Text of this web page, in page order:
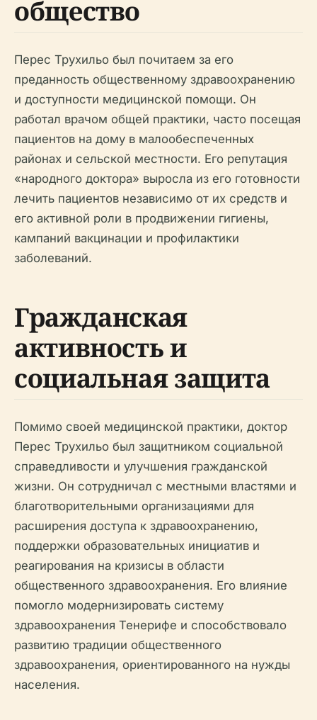
общество
Перес Трухильо был почитаем за его
преданность общественному здравоохранению
и доступности медицинской помощи. Он
работал врачом общей практики, часто посещая
пациентов на дому в малообеспеченных
районах и сельской местности. Его репутация
«народного доктора» выросла из его готовности
лечить пациентов независимо от их средств и
его активной роли в продвижении гигиены,
кампаний вакцинации и профилактики
заболеваний.
Гражданская
активность и
социальная защита
Помимо своей медицинской практики, доктор
Перес Трухильо был защитником социальной
справедливости и улучшения гражданской
жизни. Он сотрудничал с местными властями и
благотворительными организациями для
расширения доступа к здравоохранению,
поддержки образовательных инициатив и
реагирования на кризисы в области
общественного здравоохранения. Его влияние
помогло модернизировать систему
здравоохранения Тенерифе и способствовало
развитию традиции общественного
здравоохранения, ориентированного на нужды
населения.